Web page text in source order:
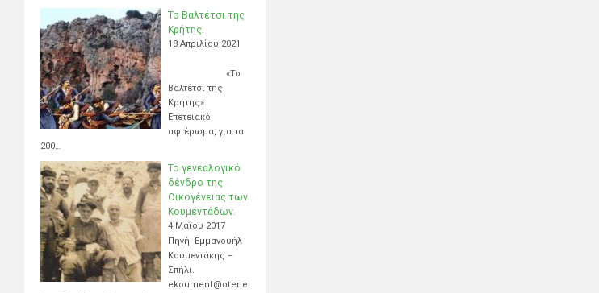
Το Βαλτέτσι της
Κρήτης.
18 Απριλίου 2021
«Το
Βαλτέτσι της
Κρήτης»
Επετειακό
αφιέρωμα, για τα
200…
Το γενεαλογικό
δένδρο της
Οικογένειας των
Κουμεντάδων.
4 Μαΐου 2017
Πηγή Εμμανουήλ
Κουμεντάκης –
Σπήλι.
ekoument@otene